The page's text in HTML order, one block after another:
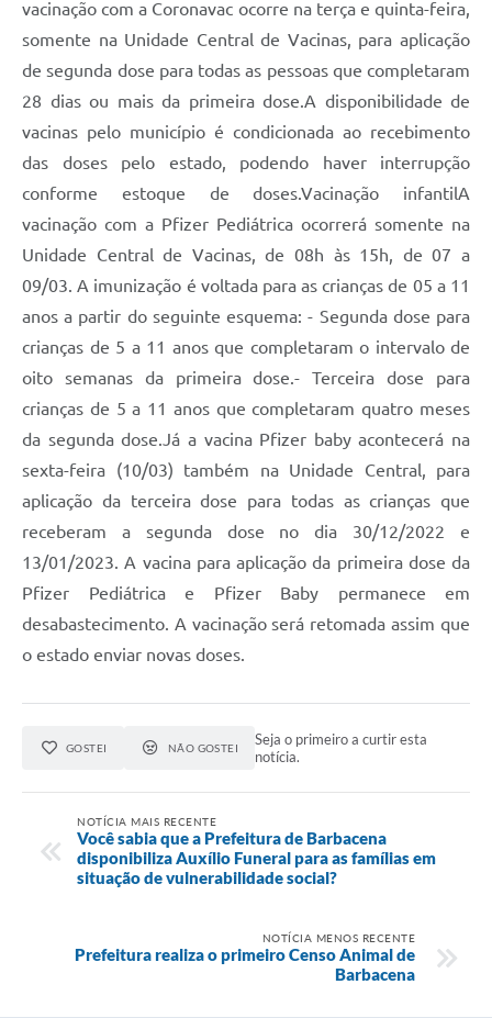
vacinação com a Coronavac ocorre na terça e quinta-feira,
somente na Unidade Central de Vacinas, para aplicação
de segunda dose para todas as pessoas que completaram
28 dias ou mais da primeira dose.A disponibilidade de
vacinas pelo município é condicionada ao recebimento
das doses pelo estado, podendo haver interrupção
conforme estoque de doses.Vacinação infantilA
vacinação com a Pfizer Pediátrica ocorrerá somente na
Unidade Central de Vacinas, de 08h às 15h, de 07 a
09/03. A imunização é voltada para as crianças de 05 a 11
anos a partir do seguinte esquema: - Segunda dose para
crianças de 5 a 11 anos que completaram o intervalo de
oito semanas da primeira dose.- Terceira dose para
crianças de 5 a 11 anos que completaram quatro meses
da segunda dose.Já a vacina Pfizer baby acontecerá na
sexta-feira (10/03) também na Unidade Central, para
aplicação da terceira dose para todas as crianças que
receberam a segunda dose no dia 30/12/2022 e
13/01/2023. A vacina para aplicação da primeira dose da
Pfizer Pediátrica e Pfizer Baby permanece em
desabastecimento. A vacinação será retomada assim que
o estado enviar novas doses.
GOSTEI NÃO GOSTEI
Seja o primeiro a curtir esta
notícia.
NOTÍCIA MAIS RECENTE
Você sabia que a Prefeitura de Barbacena
disponibiliza Auxílio Funeral para as famílias em
situação de vulnerabilidade social?
NOTÍCIA MENOS RECENTE
Prefeitura realiza o primeiro Censo Animal de
Barbacena